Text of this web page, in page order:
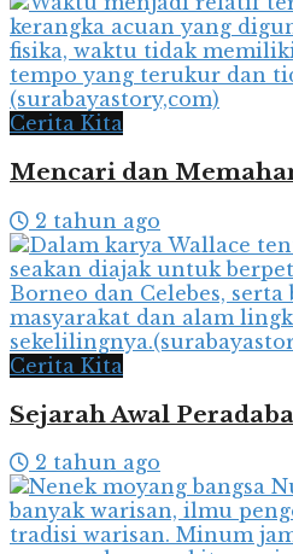
Cerita Kita
Mencari dan
2 tahun ago
Cerita Kita
Sejarah Awal
2 tahun ago